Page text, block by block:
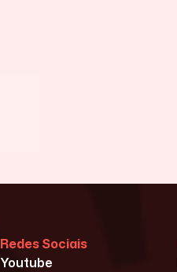
Redes Sociais
Youtube